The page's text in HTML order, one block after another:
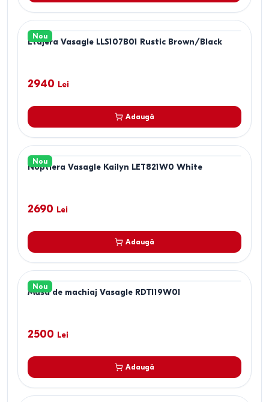
Nou
Etajera Vasagle LLS107B01 Rustic Brown/Black
2940 Lei
Adaugă
Nou
Noptiera Vasagle Kailyn LET821W0 White
2690 Lei
Adaugă
Nou
Masa de machiaj Vasagle RDT119W01
2500 Lei
Adaugă